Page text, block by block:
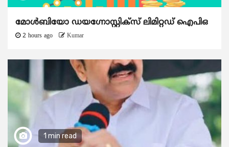
മോൾബിയോ ഡയഗ്നോസ്റ്റിക്സ് ലിമിറ്റഡ് ഐപിഒ
2 hours ago Kumar
1 min read